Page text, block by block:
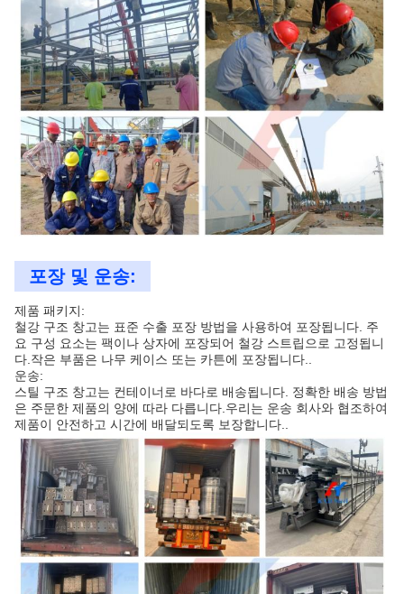
포장 및 운송:
제품 패키지:
철강 구조 창고는 표준 수출 포장 방법을 사용하여 포장됩니다. 주
요 구성 요소는 팩이나 상자에 포장되어 철강 스트립으로 고정됩니
다.작은 부품은 나무 케이스 또는 카튼에 포장됩니다..
운송:
스틸 구조 창고는 컨테이너로 바다로 배송됩니다. 정확한 배송 방법
은 주문한 제품의 양에 따라 다릅니다.우리는 운송 회사와 협조하여
제품이 안전하고 시간에 배달되도록 보장합니다..